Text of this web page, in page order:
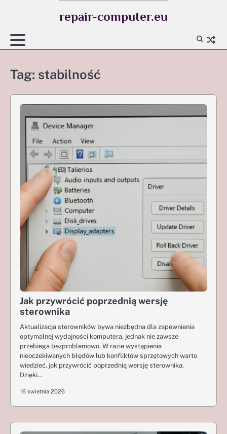
repair-computer.eu
Tag: stabilność
Jak przywrócić poprzednią wersję
sterownika
Aktualizacja sterowników bywa niezbędna dla zapewnienia
optymalnej wydajności komputera, jednak nie zawsze
przebiega bezproblemowo. W razie wystąpienia
nieoczekiwanych błędów lub konfliktów sprzętowych warto
wiedzieć, jak przywrócić poprzednią wersję sterownika.
Dzięki…
16 kwietnia 2026